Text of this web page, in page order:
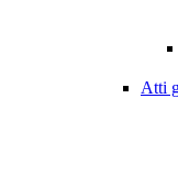
Atti